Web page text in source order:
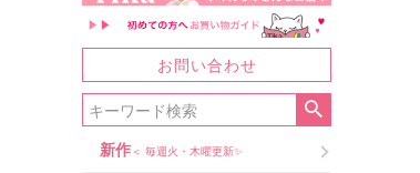
お問い合わせ
新作＜ 毎週火・木曜更新✨